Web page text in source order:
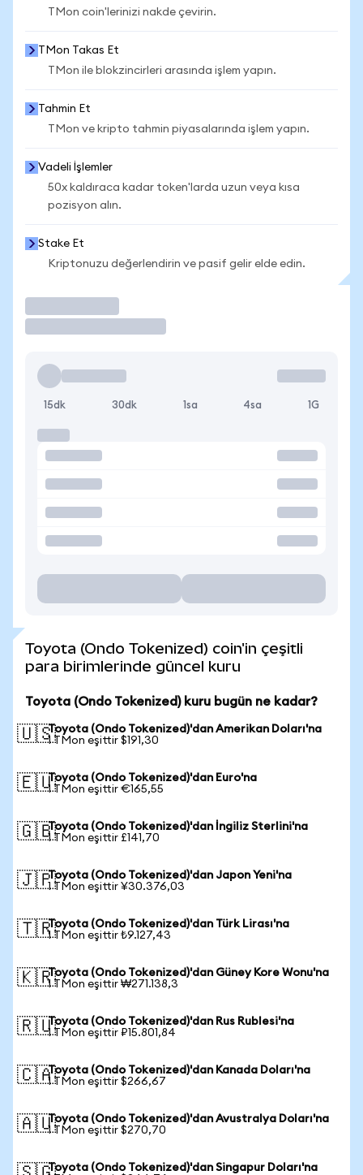
TMon coin'lerinizi nakde çevirin.
TMon Takas Et
TMon ile blokzincirleri arasında işlem yapın.
Tahmin Et
TMon ve kripto tahmin piyasalarında işlem yapın.
Vadeli İşlemler
50x kaldıraca kadar token'larda uzun veya kısa
pozisyon alın.
Stake Et
Kriptonuzu değerlendirin ve pasif gelir elde edin.
15dk 30dk 1sa 4sa 1G
Toyota (Ondo Tokenized) coin'in çeşitli
para birimlerinde güncel kuru
Toyota (Ondo Tokenized) kuru bugün ne kadar?
🇺🇸Toyota (Ondo Tokenized)'dan Amerikan Doları'na
1 TMon eşittir $191,30
🇪🇺Toyota (Ondo Tokenized)'dan Euro'na
1 TMon eşittir €165,55
🇬🇧Toyota (Ondo Tokenized)'dan İngiliz Sterlini'na
1 TMon eşittir £141,70
🇯🇵Toyota (Ondo Tokenized)'dan Japon Yeni'na
1 TMon eşittir ¥30.376,03
🇹🇷Toyota (Ondo Tokenized)'dan Türk Lirası'na
1 TMon eşittir ₺9.127,43
🇰🇷Toyota (Ondo Tokenized)'dan Güney Kore Wonu'na
1 TMon eşittir ₩271.138,3
🇷🇺Toyota (Ondo Tokenized)'dan Rus Rublesi'na
1 TMon eşittir ₽15.801,84
🇨🇦Toyota (Ondo Tokenized)'dan Kanada Doları'na
1 TMon eşittir $266,67
🇦🇺Toyota (Ondo Tokenized)'dan Avustralya Doları'na
1 TMon eşittir $270,70
Toyota (Ondo Tokenized)'dan Singapur Doları'na